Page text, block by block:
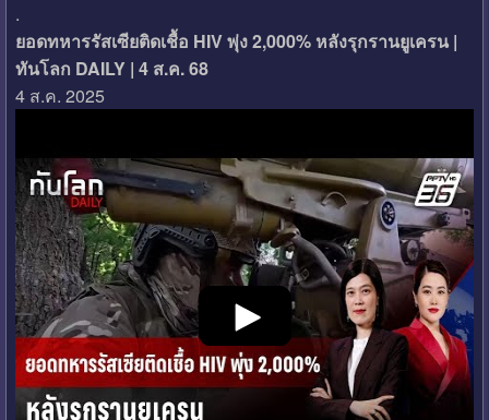
.
ยอดทหารรัสเซียติดเชื้อ HIV พุ่ง 2,000% หลังรุกรานยูเครน |
ทันโลก DAILY | 4 ส.ค. 68
4 ส.ค. 2025